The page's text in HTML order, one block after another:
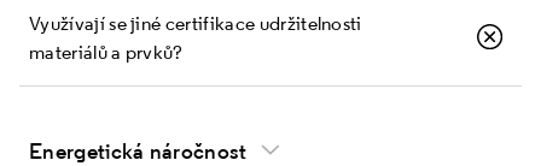
Využívají se jiné certifikace udržitelnosti
materiálů a prvků?
Energetická náročnost